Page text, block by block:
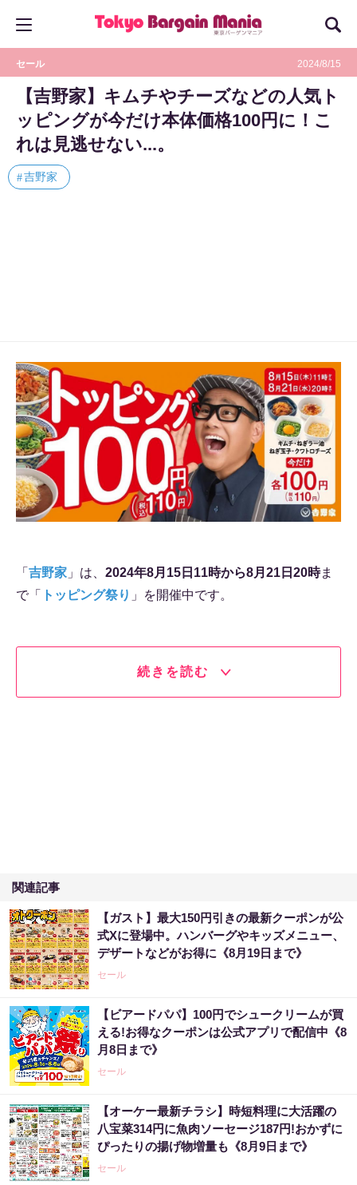
セール 2024/8/15
【吉野家】キムチやチーズなどの人気ト
ッピングが今だけ本体価格100円に！こ
れは見逃せない...。
吉野家
「 吉野家 」は、 2024年8月15日11時から8月21日20時ま
で「
トッピング祭り 」を開催中です。
続きを読む
関連記事
【ガスト】最大150円引きの最新クーポンが公
式Xに登場中。ハンバーグやキッズメニュー、
デザートなどがお得に《8月19日まで》
セール
【ビアードパパ】100円でシュークリームが買
える!お得なクーポンは公式アプリで配信中《8
月8日まで》
セール
【オーケー最新チラシ】時短料理に大活躍の
八宝菜314円に魚肉ソーセージ187円!おかずに
ぴったりの揚げ物増量も《8月9日まで》
セール